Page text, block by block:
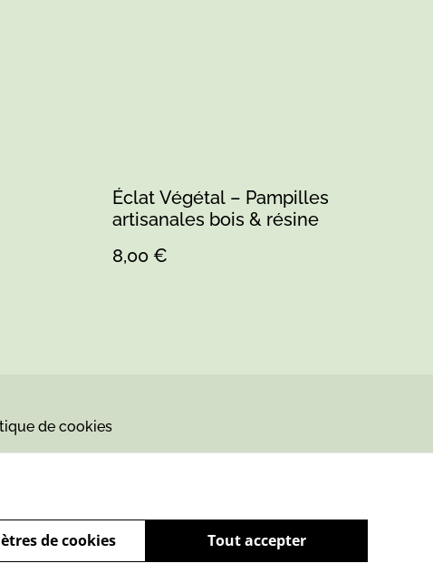
Éclat Végétal – Pampilles
artisanales bois & résine
8,00 €
de cookies
Tout accepter
de cookies